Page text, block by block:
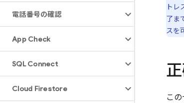
電話番号の確認
App Check
SQL Connect
Cloud Firestore
トレ
了ま
スを
この